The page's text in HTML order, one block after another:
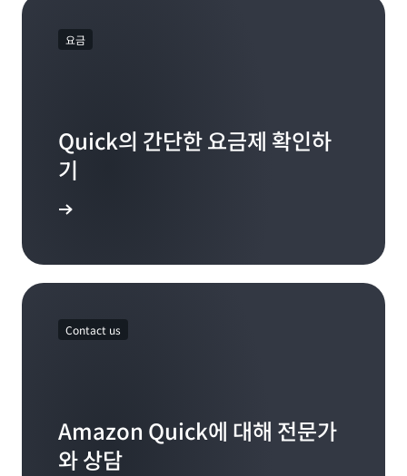
요금
Quick의 간단한 요금제 확인하
기
Contact us
Amazon Quick에 대해 전문가
와 상담